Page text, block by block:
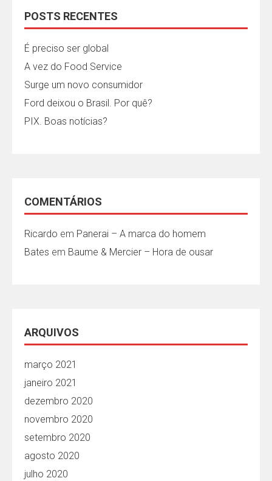
POSTS RECENTES
É preciso ser global
A vez do Food Service
Surge um novo consumidor
Ford deixou o Brasil. Por quê?
PIX. Boas notícias?
COMENTÁRIOS
Ricardo em Panerai – A marca do homem
Bates em Baume & Mercier – Hora de ousar
ARQUIVOS
março 2021
janeiro 2021
dezembro 2020
novembro 2020
setembro 2020
agosto 2020
julho 2020